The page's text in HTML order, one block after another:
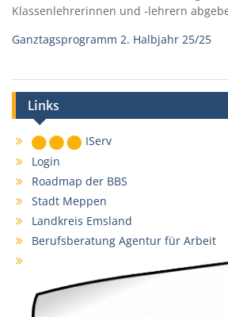
Klassenlehrerinnen und -lehrern
Ganztagsprogramm 2. Halbjahr 25/25
Links
IServ
Login
Roadmap der BBS
Stadt Meppen
Landkreis Emsland
Berufsberatung Agentur für Arbeit